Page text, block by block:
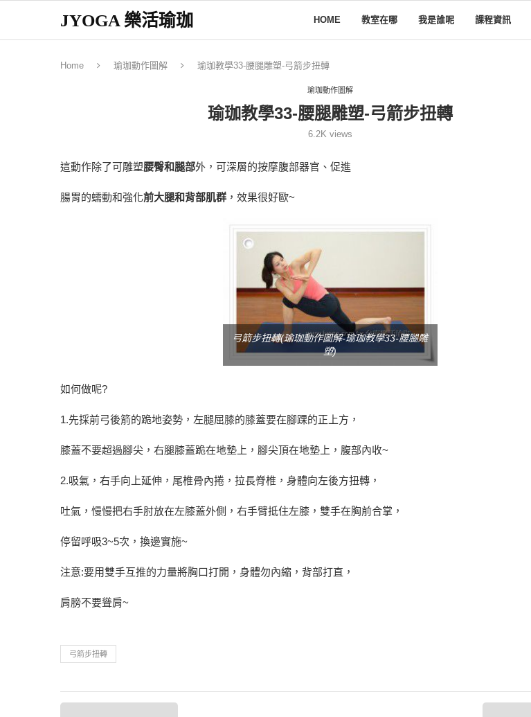
JYOGA 樂活瑜珈 HOME 教室在哪 我是誰呢 課程資訊
Home 瑜珈動作圖解 瑜珈教學33-腰腿雕塑-弓箭步扭轉
瑜珈動作圖解
瑜珈教學33-腰腿雕塑-弓箭步扭轉
6.2K views
這動作除了可雕塑腰臀和腿部外，可深層的按摩腹部器官、促進
腸胃的蠕動和強化前大腿和背部肌群 ，效果很好歐~
弓箭步扭轉(瑜珈動作圖解-瑜珈教學33-腰腿雕
塑)
如何做呢?
1.先採前弓後箭的跪地姿勢，左腿屈膝的膝蓋要在腳踝的正上方，
膝蓋不要超過腳尖，右腿膝蓋跪在地墊上，腳尖頂在地墊上，腹部內收~
2.吸氣，右手向上延伸，尾椎骨內捲，拉長脊椎，身體向左後方扭轉，
吐氣，慢慢把右手肘放在左膝蓋外側，右手臂抵住左膝，雙手在胸前合掌，
停留呼吸3~5次，換邊實施~
注意:要用雙手互推的力量將胸口打開，身體勿內縮，背部打直，
肩膀不要聳肩~
弓箭步扭轉